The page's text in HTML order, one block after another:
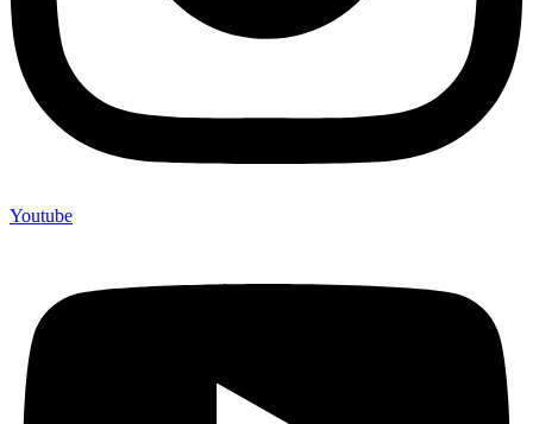
Youtube